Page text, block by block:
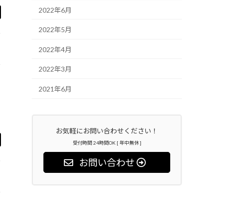
2022年6月
2022年5月
2022年4月
2022年3月
2021年6月
お気軽にお問い合わせください！
受付時間 24時間OK [ 年中無休 ]
お問い合わせ